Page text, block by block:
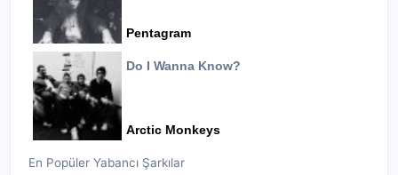
Pentagram
Do I Wanna Know?
Arctic Monkeys
En Popüler Yabancı Şarkılar